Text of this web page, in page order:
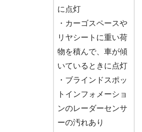
に点灯
・カーゴスペースや
リヤシートに重い荷
物を積んで、車が傾
いているときに点灯
・ブラインドスポッ
トインフォメーショ
ンのレーダーセンサ
ーの汚れあり